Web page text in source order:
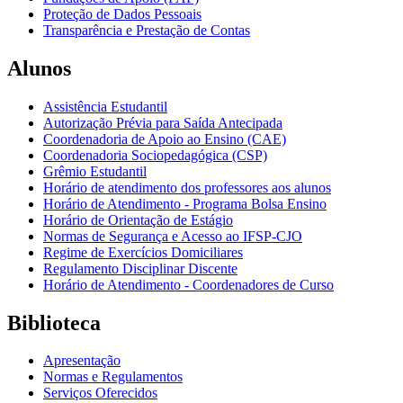
Proteção de Dados Pessoais
Transparência e Prestação de Contas
Alunos
Assistência Estudantil
Autorização Prévia para Saída Antecipada
Coordenadoria de Apoio ao Ensino (CAE)
Coordenadoria Sociopedagógica (CSP)
Grêmio Estudantil
Horário de atendimento dos professores aos alunos
Horário de Atendimento - Programa Bolsa Ensino
Horário de Orientação de Estágio
Normas de Segurança e Acesso ao IFSP-CJO
Regime de Exercícios Domiciliares
Regulamento Disciplinar Discente
Horário de Atendimento - Coordenadores de Curso
Biblioteca
Apresentação
Normas e Regulamentos
Serviços Oferecidos